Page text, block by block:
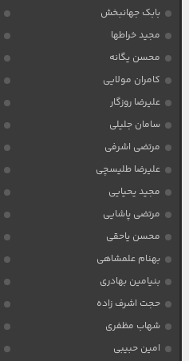
بابک جهانبخش
مجید خراطها
محسن یگانه
کامران مولایی
علیرضا روزگار
سامان جلیلی
مرتضی اشرفی
علیرضا طلیسچی
مجید یحیایی
مرتضی پاشایی
محسن یاحقی
بهنام علمشاهی
بنیامین بهادری
حجت اشرف زاده
شهاب مظفری
امین حبیبی